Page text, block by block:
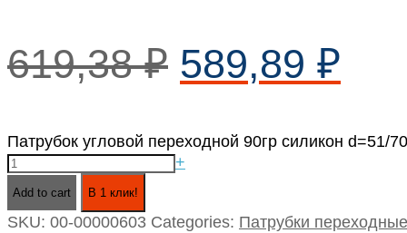
619,38₽ 589,89 ₽
Патрубок угловой переходной 90гр силикон d=51/
+
Add to cart В 1 клик!
SKU: 00-00000603 Categories: Патрубки переходные